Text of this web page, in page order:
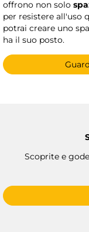
offrono non solo
per resistere all'uso
potrai creare uno
ha il suo posto.
Scoprite e